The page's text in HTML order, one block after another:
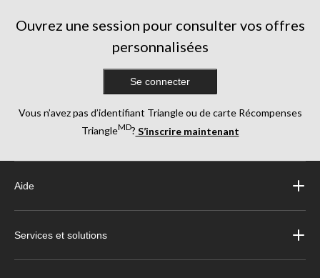
Ouvrez une session pour consulter vos offres
personnalisées
Se connecter
Vous n’avez pas d’identifiant Triangle ou de carte Récompenses
TriangleMD? S’inscrire maintenant
Aide
Services et solutions